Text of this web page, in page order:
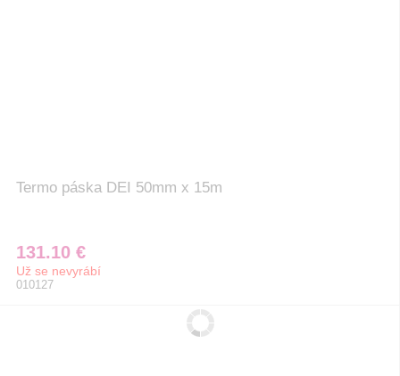
Termo páska DEI 50mm x 15m
131.10 €
Už se nevyrábí
010127